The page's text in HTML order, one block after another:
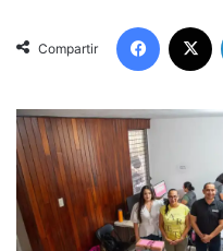
Compartir
Facebook